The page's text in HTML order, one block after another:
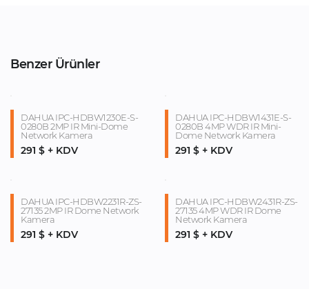
Benzer Ürünler
DAHUA IPC-HDBW1230E-S-
0280B 2MP IR Mini-Dome
Network Kamera
291 $ + KDV
DAHUA IPC-HDBW1431E-S-
0280B 4MP WDR IR Mini-
Dome Network Kamera
291 $ + KDV
DAHUA IPC-HDBW2231R-ZS-
27135 2MP IR Dome Network
Kamera
291 $ + KDV
DAHUA IPC-HDBW2431R-ZS-
27135 4MP WDR IR Dome
Network Kamera
291 $ + KDV